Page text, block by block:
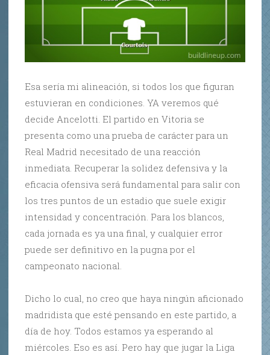
Esa sería mi alineación, si todos los que figuran
estuvieran en condiciones. YA veremos qué
decide Ancelotti. El partido en Vitoria se
presenta como una prueba de carácter para un
Real Madrid necesitado de una reacción
inmediata. Recuperar la solidez defensiva y la
eficacia ofensiva será fundamental para salir con
los tres puntos de un estadio que suele exigir
intensidad y concentración. Para los blancos,
cada jornada es ya una final, y cualquier error
puede ser definitivo en la pugna por el
campeonato nacional.
Dicho lo cual, no creo que haya ningún aficionado
madridista que esté pensando en este partido, a
día de hoy. Todos estamos ya esperando al
miércoles. Eso es así. Pero hay que jugar la Liga